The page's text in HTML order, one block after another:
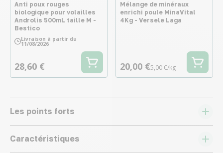
Anti poux rouges
biologique pour volailles
Androlis 500mL taille M -
Bestico
Livraison à partir du
11/08/2026
28,60 €
Mélange de minéraux
enrichi poule MinaVital
4Kg - Versele Laga
20,00 €5,00 €/kg
Les points forts
Caractéristiques